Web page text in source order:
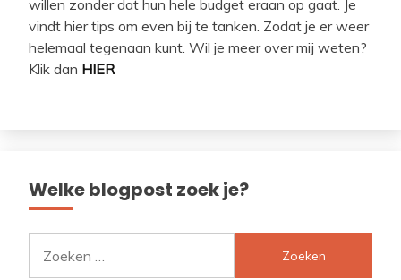
willen zonder dat hun hele budget eraan op gaat. Je
vindt hier tips om even bij te tanken. Zodat je er weer
helemaal tegenaan kunt. Wil je meer over mij weten?
Klik dan HIER
Welke blogpost zoek je?
naar: